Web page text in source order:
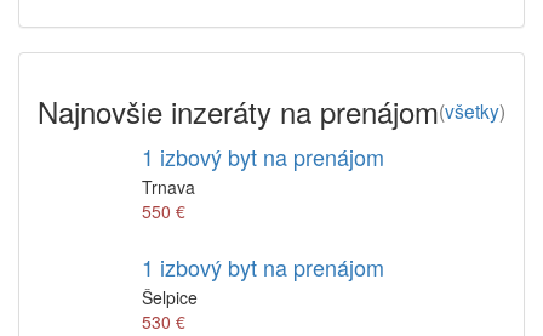
(všetky)
Najnovšie inzeráty na prenájom
1 izbový byt na prenájom
Trnava
550 €
1 izbový byt na prenájom
Šelpice
530 €